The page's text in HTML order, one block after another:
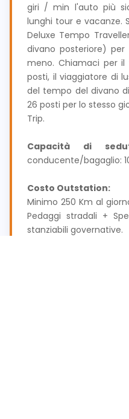
giri / min l'auto più
lunghi tour e vacanze.
Deluxe Tempo
divano posteriore)
meno. Chiamaci per
posti, il viaggiatore di
del tempo del divano
26 posti per lo stesso
Trip.
Capacità di
conducente/bagaglio:
Costo Outstation:
Minimo 250 Km al
Pedaggi stradali +
stanziabili governative.